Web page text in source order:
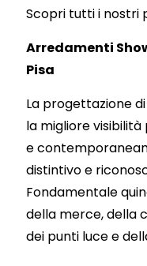
Scopri tutti i nostri
Arredamenti
Pisa
La progettazione
la migliore
e
distintivo e
Fondamentale
della merce, della
dei punti luce e